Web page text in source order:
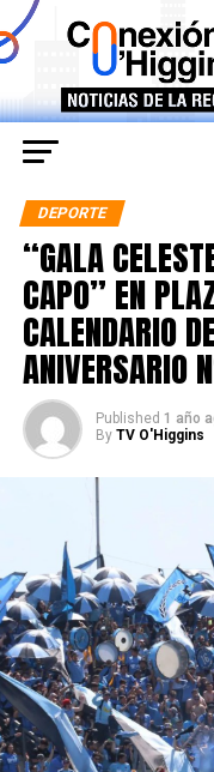
DEPORTE
“GALA
CAPO” EN
CALENDARIO
ANIVERSARIO
Published 1 año
By TV O'Higgins